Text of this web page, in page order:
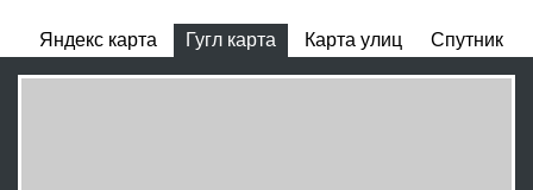
Яндекс карта Гугл карта Карта улиц Спутник